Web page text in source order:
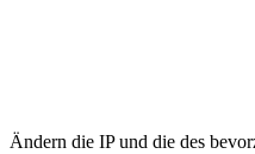
Ändern die IP und die des